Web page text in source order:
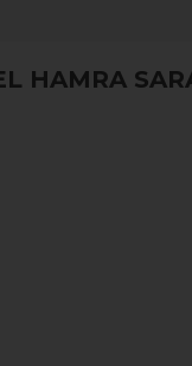
HAMRA